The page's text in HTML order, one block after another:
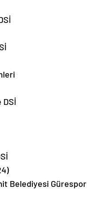
DSİ
Belediyesi Gürespor